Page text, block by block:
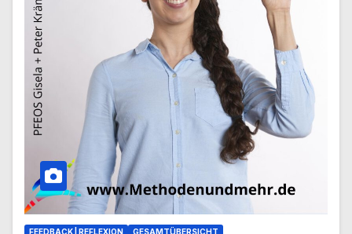
FEEDBACK | REFLEXION GESAMTÜBERSICHT